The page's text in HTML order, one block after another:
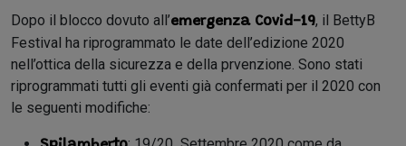
Dopo il blocco dovuto all’emergenza Covid-19, il BettyB
Festival ha riprogrammato le date dell’edizione 2020
nell’ottica della sicurezza e della prvenzione. Sono stati
riprogrammati tutti gli eventi già confermati per il 2020 con
le seguenti modifiche: